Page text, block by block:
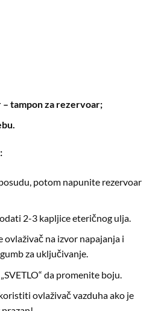
tampon za rezervoar;
potom napunite rezervoar
2-3 kapljice eteričnog ulja.
ovlaživač na izvor napajanja i
za uključivanje.
da promenite boju.
ovlaživač vazduha ako je